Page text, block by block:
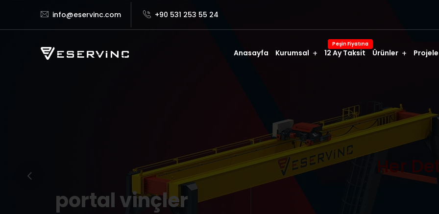
info@eservinc.com +90 531 253 55 24
Anasayfa Kurumsal
Peşin Fiyatına
12 Ay Taksit Ürünler
Her
portal vinçler